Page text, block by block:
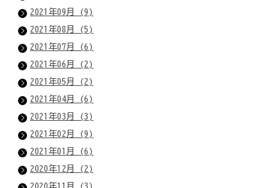
2021年09月 (9)
2021年08月 (5)
2021年07月 (6)
2021年06月 (2)
2021年05月 (2)
2021年04月 (6)
2021年03月 (3)
2021年02月 (9)
2021年01月 (6)
2020年12月 (2)
2020年11月 (3)